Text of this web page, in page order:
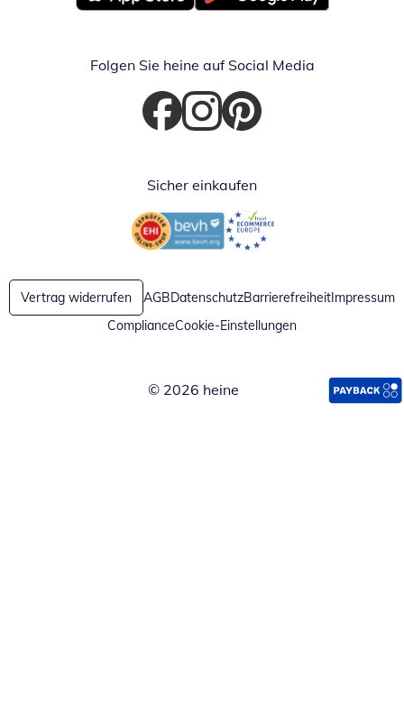
Öffnet in neuem FensterÖffnet in neuem Fenster
Folgen Sie heine auf Social Media
Öffnet in neuem Fenster
Öffnet in neuem Fenster
Öffnet in neuem Fenster
Sicher einkaufen
Öffnet in neuem FensterÖffnet in neuem Fenster
Vertrag widerrufen AGBDatenschutzBarrierefreiheitImpressum
ComplianceCookie-Einstellungen
© 2026 heine